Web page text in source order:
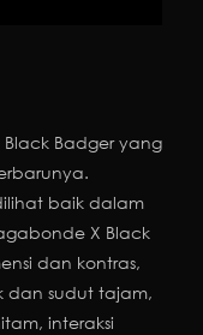
Badger yang
baik dalam
X Black
dan kontras,
dan sudut tajam,
interaksi